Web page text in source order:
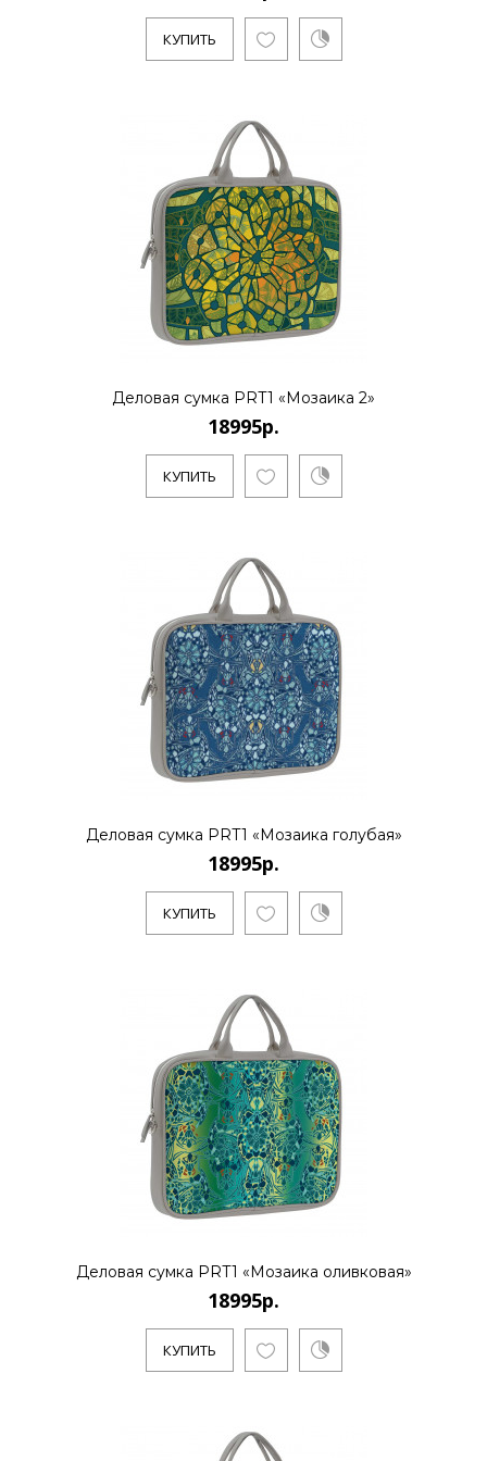
Evgeniya Naumova - молодой российский
бренд дизайна тканей и аксессуаров.
КУПИТЬ
Деловая сумка PRT1
«Мозаичные цветы»
18995р.
бренд дизайна тканей и аксессуаров.
Основноенаправление - созд..
КУПИТЬ
Картхолдер, PR22 «Мозаика
голубая»
2495р.
Evgeniya Naumova - молодой российский
бренд дизайна тканей и аксессуаров.
Основноенаправление - созд..
КУПИТЬ
Клатч KHL2 «Витраж»
Evgeniya Naumova - молодой российский
бренд дизайна тканей и аксессуаров.
Основноенаправление - созд..
КУПИТЬ
9995р.
Evgeniya Naumova - молодой российский
КУПИТЬ
Деловая сумка PRT1 «Мозаика 2»
18995р.
КУПИТЬ
Деловая сумка PRT1 «Мозаика голубая»
18995р.
КУПИТЬ
Деловая сумка PRT1 «Мозаика оливковая»
18995р.
КУПИТЬ